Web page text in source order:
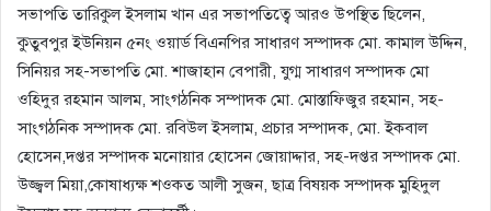
সভাপতি তারিকুল ইসলাম খান এর সভাপতিত্বে আরও উপস্থিত ছিলেন,
কুতুবপুর ইউনিয়ন ৫নং ওয়ার্ড বিএনপির সাধারণ সম্পাদক মো. কামাল উদ্দিন,
সিনিয়র সহ-সভাপতি মো. শাজাহান বেপারী, যুগ্ম সাধারণ সম্পাদক মো
ওহিদুর রহমান আলম, সাংগঠনিক সম্পাদক মো. মোস্তাফিজুর রহমান, সহ-
সাংগঠনিক সম্পাদক মো. রবিউল ইসলাম, প্রচার সম্পাদক, মো. ইকবাল
হোসেন,দপ্তর সম্পাদক মনোয়ার হোসেন জোয়াদ্দার, সহ-দপ্তর সম্পাদক মো.
উজ্জ্বল মিয়া,কোষাধ্যক্ষ শওকত আলী সুজন, ছাত্র বিষয়ক সম্পাদক মুহিদুল